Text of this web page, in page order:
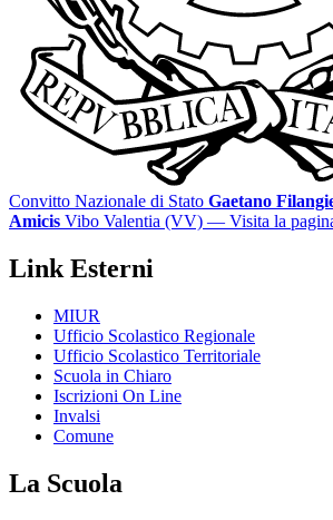
Convitto Nazionale di Stato Gaetano
Amicis Vibo Valentia (VV) — Visita la
Link Esterni
MIUR
Ufficio Scolastico Regionale
Ufficio Scolastico Territoriale
Scuola in Chiaro
Iscrizioni On Line
Invalsi
Comune
La Scuola